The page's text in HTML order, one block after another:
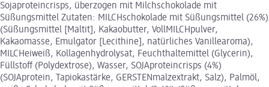
Sojaproteincrisps, überzogen mit Milchschokolade mit
Süßungsmittel Zutaten: MILCHschokolade mit Süßungsmittel (26%)
(Süßungsmittel [Maltit], Kakaobutter, VollMILCHpulver,
Kakaomasse, Emulgator [Lecithine], natürliches Vanillearoma),
MILCHeiweiß, Kollagenhydrolysat, Feuchthaltemittel (Glycerin),
Füllstoff (Polydextrose), Wasser, SOJAproteincrisps (4%)
(SOJAprotein, Tapiokastärke, GERSTENmalzextrakt, Salz), Palmöl,